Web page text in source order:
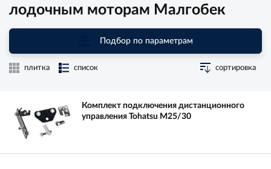
лодочным моторам Малгобек
Подбор по параметрам
плитка список сортировка
Комплект подключения дистанционного
управления Tohatsu M25/30